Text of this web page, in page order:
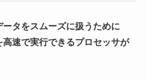
タをスムーズに扱うために
高速で実行できるプロセッサが